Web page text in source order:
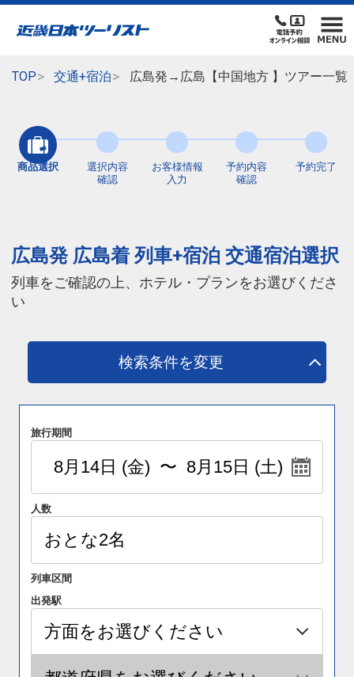
TOP 交通+宿泊 広島発→広島【中国地方 】ツアー一覧
商品選択
選択内容
確認
お客様情報
入力
予約内容
確認
予約完了
広島発 広島着 列車+宿泊 交通宿泊選択
列車をご確認の上、ホテル・プランをお選びくださ
い
検索条件を変更
旅行期間
人数
列車区間
出発駅